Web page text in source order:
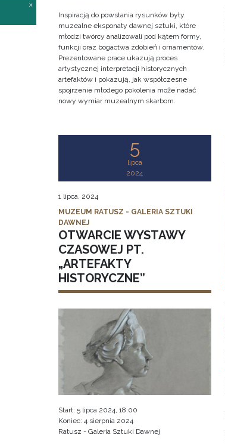
Inspiracją do powstania rysunków były
muzealne eksponaty dawnej sztuki, które
młodzi twórcy analizowali pod kątem formy,
funkcji oraz bogactwa zdobień i ornamentów.
Prezentowane prace ukazują proces
artystycznej interpretacji historycznych
artefaktów i pokazują, jak współczesne
spojrzenie młodego pokolenia może nadać
nowy wymiar muzealnym skarbom.
5
lipca
2024
1 lipca, 2024
MUZEUM RATUSZ - GALERIA SZTUKI
DAWNEJ
OTWARCIE WYSTAWY
CZASOWEJ PT.
„ARTEFAKTY
HISTORYCZNE”
Start: 5 lipca 2024, 18:00
Koniec: 4 sierpnia 2024
Ratusz - Galeria Sztuki Dawnej